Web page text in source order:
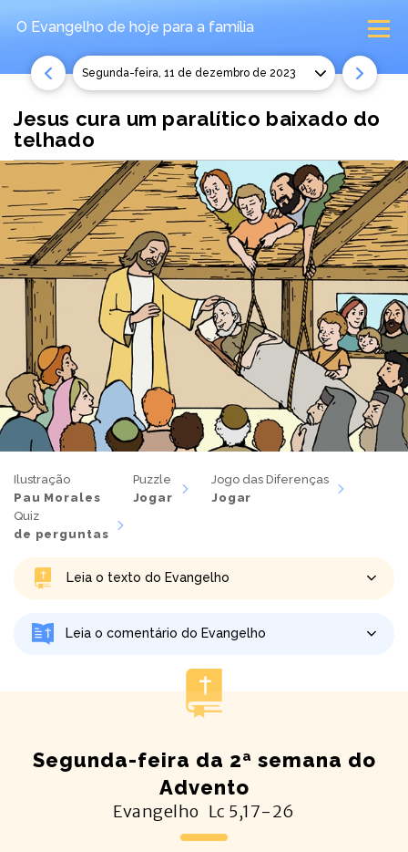
O Evangelho de hoje para a família
segunda-feira, 11 de dezembro de 2023
Jesus cura um paralítico baixado do
telhado
Ilustração
Pau Morales
Puzzle
Jogar
Jogo das Diferenças
Jogar
Quiz
de perguntas
Leia o texto do Evangelho
Leia o comentário do Evangelho
Segunda-feira da 2ª semana do
Advento
Evangelho Lc 5,17-26